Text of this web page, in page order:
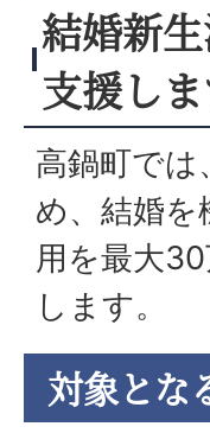
結婚新
支援しま
高鍋町では
め、結婚を
用を最大
します。
対象とな